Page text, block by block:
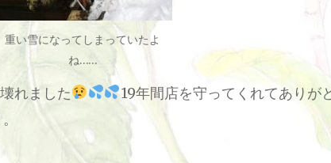
重い雪になってしまっていたよ
ね……
れました 19年間店を守ってくれてありが